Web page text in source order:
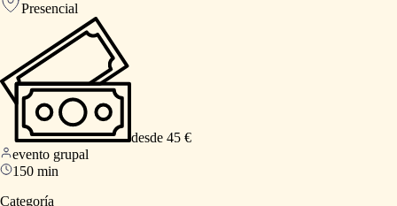
Presencial
desde 45 €
evento grupal
150 min
Categoría